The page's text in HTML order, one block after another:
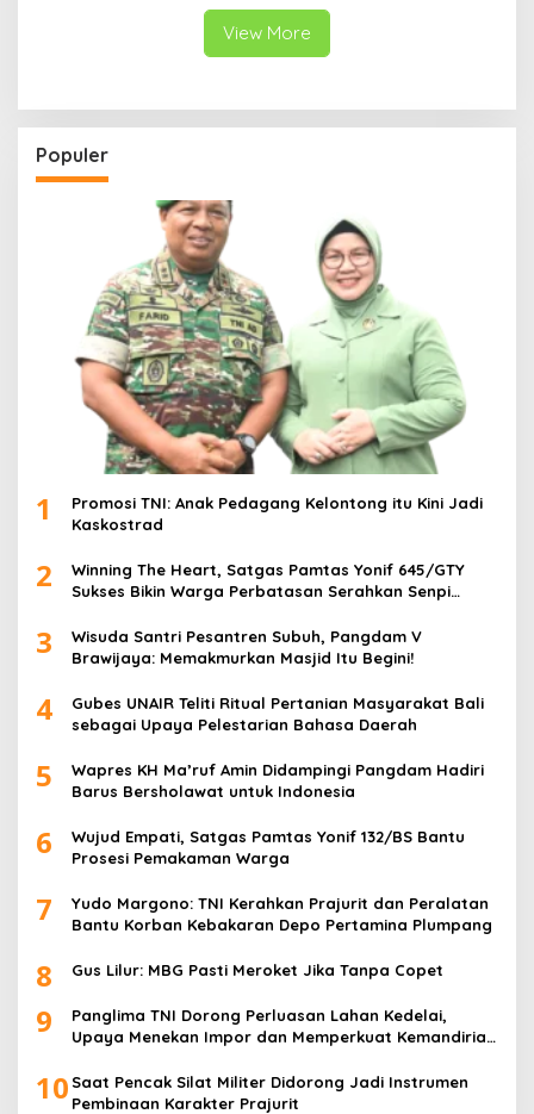
View More
Populer
1
Promosi TNI: Anak Pedagang Kelontong itu Kini Jadi
Kaskostrad
2
Winning The Heart, Satgas Pamtas Yonif 645/GTY
Sukses Bikin Warga Perbatasan Serahkan Senpi
3
Wisuda Santri Pesantren Subuh, Pangdam V
Brawijaya: Memakmurkan Masjid Itu Begini!
4
Gubes UNAIR Teliti Ritual Pertanian Masyarakat Bali
sebagai Upaya Pelestarian Bahasa Daerah
5
Wapres KH Ma’ruf Amin Didampingi Pangdam Hadiri
Barus Bersholawat untuk Indonesia
6
Wujud Empati, Satgas Pamtas Yonif 132/BS Bantu
Prosesi Pemakaman Warga
7
Yudo Margono: TNI Kerahkan Prajurit dan Peralatan
Bantu Korban Kebakaran Depo Pertamina Plumpang
8 Gus Lilur: MBG Pasti Meroket Jika Tanpa Copet
9
Panglima TNI Dorong Perluasan Lahan Kedelai,
Upaya Menekan Impor dan Memperkuat Kemandirian
10 Saat Pencak Silat Militer Didorong Jadi Instrumen
Pembinaan Karakter Prajurit